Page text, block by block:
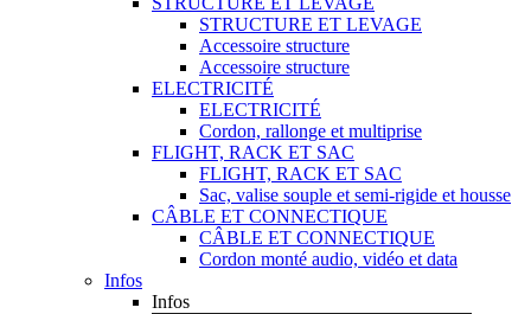
STRUCTURE ET LEVAGE
Accessoire structure
Accessoire structure
ELECTRICITÉ
ELECTRICITÉ
Cordon, rallonge et multiprise
FLIGHT, RACK ET SAC
FLIGHT, RACK ET SAC
Sac, valise souple et semi-rigide et housse
CÂBLE ET CONNECTIQUE
CÂBLE ET CONNECTIQUE
Cordon monté audio, vidéo et data
Infos
Infos